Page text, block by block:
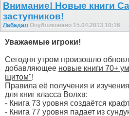
Внимание! Новые книги
заступников!
Лабадал Опубликовано 15.04.2013 10:16
Уважаемые игроки!
Сегодня утром произошло
добавляющее новые книги 70+
щитом"!
Правила её получения и
для книг класса Волхв:
- Книга 73 уровня создаётся
- Книга 77 уровня падает из